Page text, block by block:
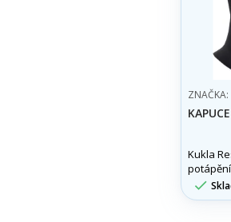
ZNAČKA:
Kukla
další
váš
